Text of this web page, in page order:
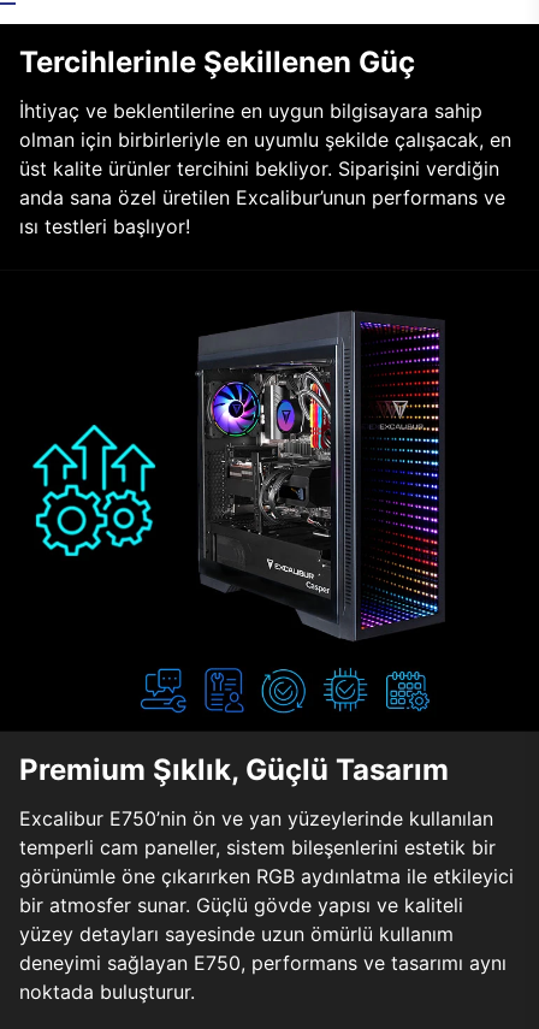
Tercihlerinle Şekillenen Güç
İhtiyaç ve beklentilerine en uygun bilgisayara sahip
olman için birbirleriyle en uyumlu şekilde çalışacak, en
üst kalite ürünler tercihini bekliyor. Siparişini verdiğin
anda sana özel üretilen Excalibur’unun performans ve
ısı testleri başlıyor!
Premium Şıklık, Güçlü Tasarım
Excalibur E750’nin ön ve yan yüzeylerinde kullanılan
temperli cam paneller, sistem bileşenlerini estetik bir
görünümle öne çıkarırken RGB aydınlatma ile etkileyici
bir atmosfer sunar. Güçlü gövde yapısı ve kaliteli
yüzey detayları sayesinde uzun ömürlü kullanım
deneyimi sağlayan E750, performans ve tasarımı aynı
noktada buluşturur.